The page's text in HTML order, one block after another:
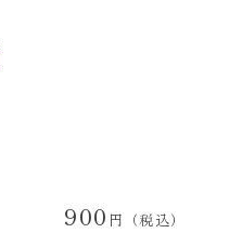
900 円（税込）